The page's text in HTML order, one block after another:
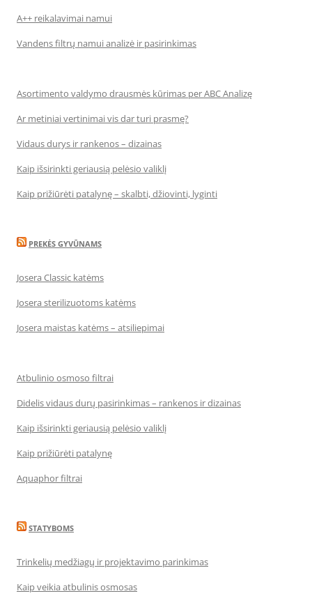
A++ reikalavimai namui
Vandens filtrų namui analizė ir pasirinkimas
Asortimento valdymo drausmės kūrimas per ABC Analizę
Ar metiniai vertinimai vis dar turi prasmę?
Vidaus durys ir rankenos – dizainas
Kaip išsirinkti geriausią pelėsio valiklį
Kaip prižiūrėti patalynę – skalbti, džiovinti, lyginti
PREKĖS GYVŪNAMS
Josera Classic katėms
Josera sterilizuotoms katėms
Josera maistas katėms – atsiliepimai
Atbulinio osmoso filtrai
Didelis vidaus durų pasirinkimas – rankenos ir dizainas
Kaip išsirinkti geriausią pelėsio valiklį
Kaip prižiūrėti patalynę
Aquaphor filtrai
STATYBOMS
Trinkelių medžiagų ir projektavimo parinkimas
Kaip veikia atbulinis osmosas